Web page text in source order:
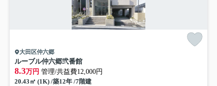
大田区仲六郷
ルーブル仲六郷弐番館
8.3万円 管理/共益費12,000円
20.43㎡ (1K) /築12年 /7階建